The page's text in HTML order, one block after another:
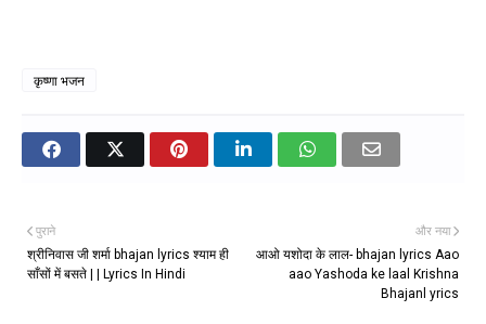
कृष्णा भजन
और नया
आओ यशोदा के लाल- bhajan lyrics Aao
aao Yashoda ke laal Krishna
Bhajanl yrics
पुराने
श्रीनिवास जी शर्मा bhajan lyrics श्याम ही
साँसों में बसते | | Lyrics In Hindi